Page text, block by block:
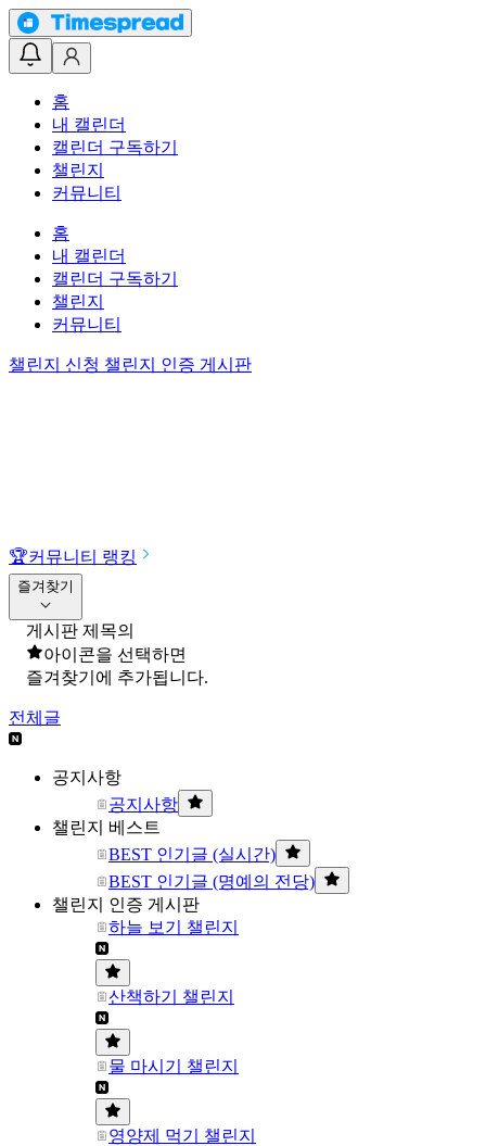
홈
내 캘린더
캘린더 구독하기
챌린지
커뮤니티
홈
내 캘린더
캘린더 구독하기
챌린지
커뮤니티
챌린지 신청 챌린지 인증 게시판
🏆커뮤니티 랭킹
즐겨찾기
게시판 제목의
아이콘을 선택하면
즐겨찾기에 추가됩니다.
전체글
공지사항
공지사항
챌린지 베스트
BEST 인기글 (실시간)
BEST 인기글 (명예의 전당)
챌린지 인증 게시판
하늘 보기 챌린지
산책하기 챌린지
물 마시기 챌린지
영양제 먹기 챌린지